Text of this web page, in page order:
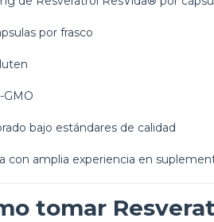
por frasco
GMO
bajo estándares de calidad
con amplia experiencia en
tomar